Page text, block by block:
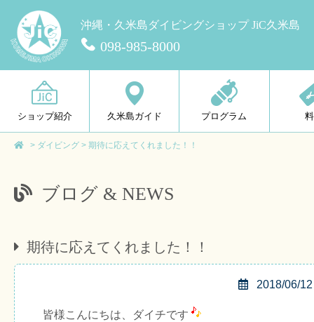
沖縄・久米島ダイビングショップ JiC久米島
098-985-8000
ショップ紹介 久米島ガイド プログラム
> ダイビング > 期待に応えてくれました！！
ブログ & NEWS
期待に応えてくれました！！
2018/06/12
皆様こんにちは、ダイチです